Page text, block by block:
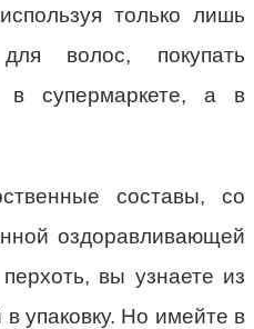
только лишь
волос, покупать
в супермаркете, а в
составы, со
оздоравливающей
вы узнаете из
упаковку. Но имейте в